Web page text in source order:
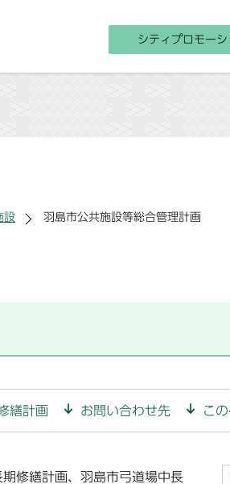
シティプロモーシ
設 羽島市公共施設等総合管理計画
繕計画 お問い合わせ先 こ
修繕計画、羽島市弓道場中長